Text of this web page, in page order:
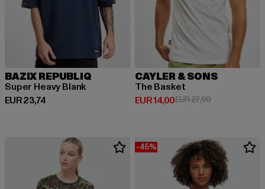
BAZIX REPUBLIQ
Super Heavy Blank
EUR 23,74
Huidige prijs: EUR 23,74
CAYLER & SONS
The Basket
EUR 14,00
Huidige prijs: EUR 14,00
EUR 27,99Actieprijs: EUR
-45%